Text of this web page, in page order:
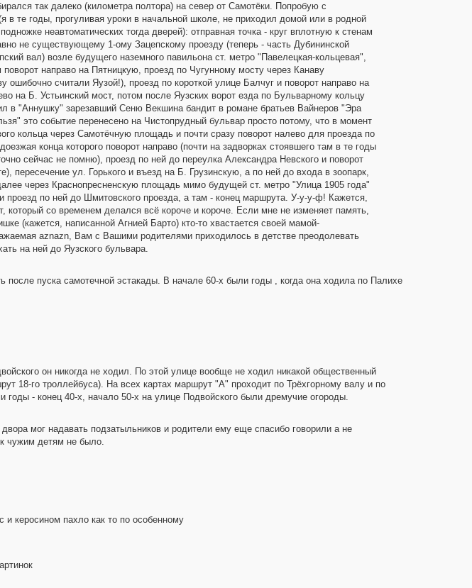
так далеко (километра полтора) на север от Самотёки. Попробую с
те годы, прогуливая уроки в начальной школе, не приходил домой или в родной
неавтоматических тогда дверей): отправная точка - круг вплотную к стенам
не существующему 1-ому Зацепскому проезду (теперь - часть Дубининской
вал) возле будущего наземного павильона ст. метро "Павелецкая-кольцевая",
направо на Пятницкую, проезд по Чугунному мосту через Канаву
считали Яузой!), проезд по короткой улице Балчуг и поворот направо на
на Б. Устьинский мост, потом после Яузских ворот езда по Бульварному кольцу
в "Аннушку" зарезавший Сеню Векшина бандит в романе братьев Вайнеров "Эра
это событие перенесено на Чистопрудный бульвар просто потому, что в момент
кольца через Самотёчную площадь и почти сразу поворот налево для проезда по
конца которого поворот направо (почти на задворках стоявшего там в те годы
сейчас не помню), проезд по ней до переулка Александра Невского и поворот
пересечение ул. Горького и въезд на Б. Грузинскую, а по ней до входа в зоопарк,
через Краснопресненскую площадь мимо будущей ст. метро "Улица 1905 года"
проезд по ней до Шмитовского проезда, а там - конец маршрута. У-у-у-ф! Кажется,
со временем делался всё короче и короче. Если мне не изменяет память,
(кажется, написанной Агнией Барто) кто-то хвастается своей мамой-
aznazn, Вам с Вашими родителями приходилось в детстве преодолевать
на ней до Яузского бульвара.
пуска самотечной эстакады. В начале 60-х были годы , когда она ходила по Палихе
он никогда не ходил. По этой улице вообще не ходил никакой общественный
18-го троллейбуса). На всех картах маршрут "А" проходит по Трёхгорному валу и по
- конец 40-х, начало 50-х на улице Подвойского были дремучие огороды.
мог надавать подзатыльников и родители ему еще спасибо говорили а не
чужим детям не было.
и керосином пахло как то по особенному